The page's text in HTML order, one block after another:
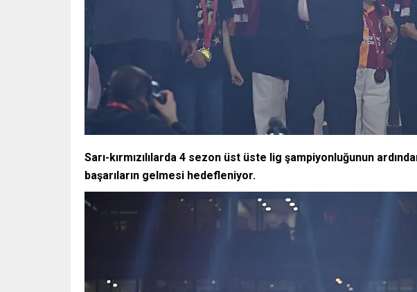
Sarı-kırmızılılarda 4 sezon üst üste lig şampiyonluğunun
başarıların gelmesi hedefleniyor.